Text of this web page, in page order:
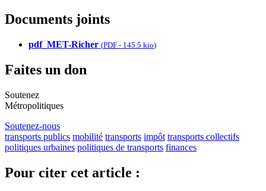
Documents joints
pdf_MET-Richer (PDF - 145.5 kio)
Faites un don
Soutenez
Métropolitiques
Soutenez-nous
transports publics mobilité transports impôt transports collectifs
politiques urbaines politiques de transports finances
Pour citer cet article :